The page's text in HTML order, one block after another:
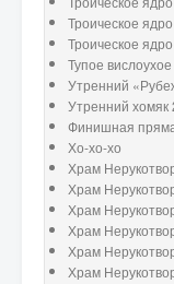
Троическое
Троическое
Тупое
Утренний
Утренний хомяк
Финишная
Хо-хо-хо
Храм
Храм
Храм
Храм
Храм
Храм